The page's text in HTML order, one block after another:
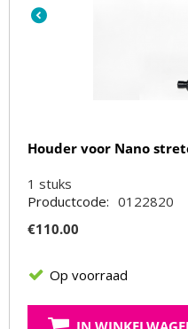
Houder voor Nano
1 stuks
Productcode: 0122820
€110.00
Op voorraad